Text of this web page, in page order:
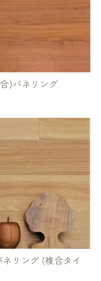
)パネリング
リング (複合タイ